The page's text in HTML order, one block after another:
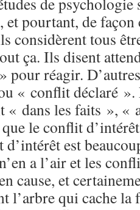
et pourtant, de
considèrent tous
ça. Ils disent
pour réagir.
« conflit déclaré ».
« dans les faits », «
le conflit
est
a l’air et les
cause, et
l’arbre qui cache